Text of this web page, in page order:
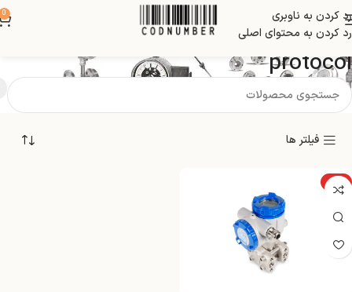
رد کردن به ناوبری
رد کردن به محتوای اصلی
0
HARTTM 7 communication
protocol
فیلتر ها
ویژه